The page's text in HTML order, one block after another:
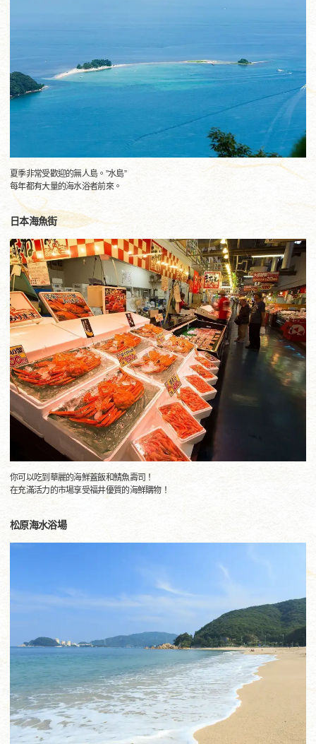
夏季非常受歡迎的無人島。”水島”
每年都有大量的海水浴者前來。
日本海魚街
你可以吃到華麗的海鮮蓋飯和鯖魚壽司！
在充滿活力的市場享受福井優質的海鮮購物！
松原海水浴場